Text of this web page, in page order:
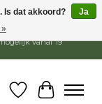
Bestellingen
vanaf 19
Verlanglijst
Is dat akkoord?
Ja